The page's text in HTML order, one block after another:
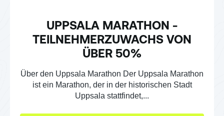
UPPSALA MARATHON -
TEILNEHMERZUWACHS VON
ÜBER 50%
Über den Uppsala Marathon Der Uppsala Marathon
ist ein Marathon, der in der historischen Stadt
Uppsala stattfindet,...